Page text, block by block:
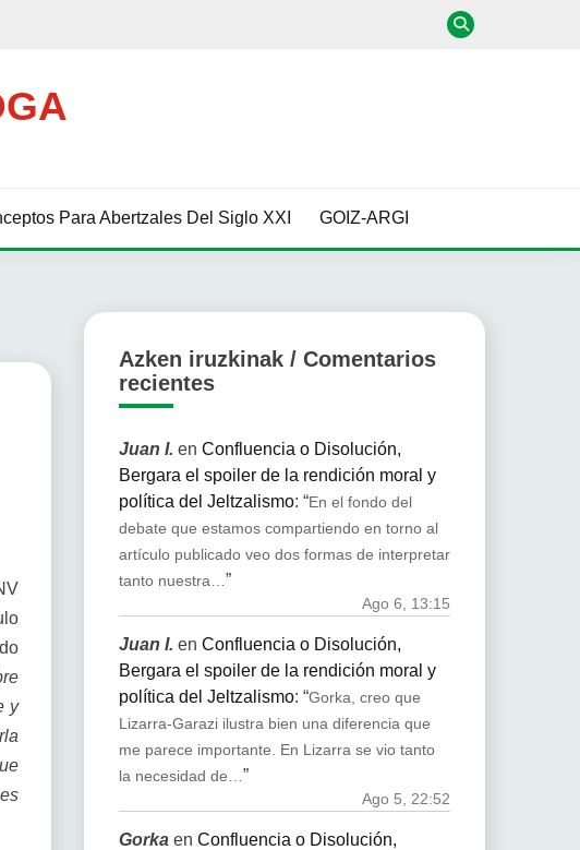
Para Abertzales Del Siglo XXI GOIZ-ARGI
y
Azken iruzkinak / Comentarios
recientes
Juan I. en Confluencia o Disolución,
Bergara el spoiler de la rendición moral y
política del Jeltzalismo: “En el fondo del
debate que estamos compartiendo en torno al
artículo publicado veo dos formas de interpretar
tanto nuestra…”
Ago 6, 13:15
Juan I. en Confluencia o Disolución,
Bergara el spoiler de la rendición moral y
política del Jeltzalismo: “Gorka, creo que
Lizarra-Garazi ilustra bien una diferencia que
me parece importante. En Lizarra se vio tanto
la necesidad de… ”
Ago 5, 22:52
Gorkaen Confluencia o Disolución,